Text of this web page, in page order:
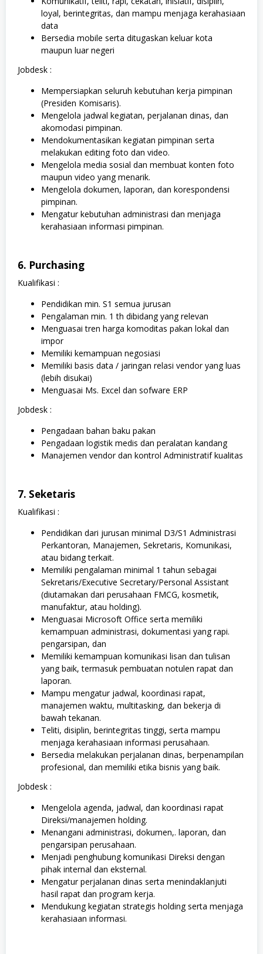
loyal, berintegritas, dan mampu menjaga kerahasiaan
data
Bersedia mobile serta ditugaskan keluar kota
maupun luar negeri
Jobdesk :
Mempersiapkan seluruh kebutuhan kerja pimpinan
(Presiden Komisaris).
Mengelola jadwal kegiatan, perjalanan dinas, dan
akomodasi pimpinan.
Mendokumentasikan kegiatan pimpinan serta
melakukan editing foto dan video.
Mengelola media sosial dan membuat konten foto
maupun video yang menarik.
Mengelola dokumen, laporan, dan korespondensi
pimpinan.
Mengatur kebutuhan administrasi dan menjaga
kerahasiaan informasi pimpinan.
6. Purchasing
Kualifikasi :
Pendidikan min. S1 semua jurusan
Pengalaman min. 1 th dibidang yang relevan
Menguasai tren harga komoditas pakan lokal dan
impor
Memiliki kemampuan negosiasi
Memiliki basis data / jaringan relasi vendor yang luas
(lebih disukai)
Menguasai Ms. Excel dan sofware ERP
Jobdesk :
Pengadaan bahan baku pakan
Pengadaan logistik medis dan peralatan kandang
Manajemen vendor dan kontrol Administratif kualitas
7. Seketaris
Kualifikasi :
Pendidikan dari jurusan minimal D3/S1 Administrasi
Perkantoran, Manajemen, Sekretaris, Komunikasi,
atau bidang terkait.
Memiliki pengalaman minimal 1 tahun sebagai
Sekretaris/Executive Secretary/Personal Assistant
(diutamakan dari perusahaan FMCG, kosmetik,
manufaktur, atau holding).
Menguasai Microsoft Office serta memiliki
kemampuan administrasi, dokumentasi yang rapi.
pengarsipan, dan
Memiliki kemampuan komunikasi lisan dan tulisan
yang baik, termasuk pembuatan notulen rapat dan
laporan.
Mampu mengatur jadwal, koordinasi rapat,
manajemen waktu, multitasking, dan bekerja di
bawah tekanan.
Teliti, disiplin, berintegritas tinggi, serta mampu
menjaga kerahasiaan informasi perusahaan.
Bersedia melakukan perjalanan dinas, berpenampilan
profesional, dan memiliki etika bisnis yang baik.
Jobdesk :
Mengelola agenda, jadwal, dan koordinasi rapat
Direksi/manajemen holding.
Menangani administrasi, dokumen,. laporan, dan
pengarsipan perusahaan.
Menjadi penghubung komunikasi Direksi dengan
pihak internal dan eksternal.
Mengatur perjalanan dinas serta menindaklanjuti
hasil rapat dan program kerja.
Mendukung kegiatan strategis holding serta menjaga
kerahasiaan informasi.